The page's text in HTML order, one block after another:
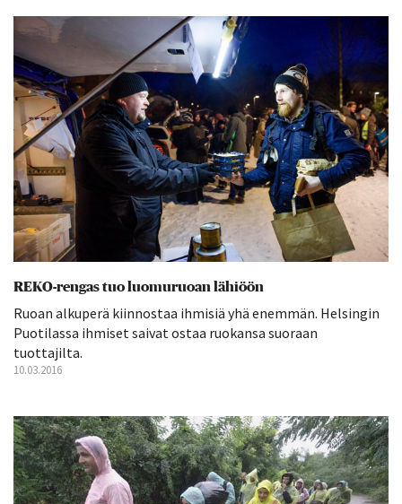
REKO-rengas tuo luomuruoan lähiöön
Ruoan alkuperä kiinnostaa ihmisiä yhä enemmän. Helsingin
Puotilassa ihmiset saivat ostaa ruokansa suoraan
tuottajilta.
10.03.2016